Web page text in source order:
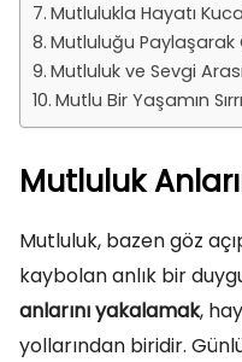
Mutlulukla Hayatı
Mutluluğu
Mutluluk ve Sevgi
Mutlu Bir Yaşamın Sırrı
Mutluluk
Mutluluk, bazen göz
kaybolan anlık bir
anlarını yakalamak,
yollarından biridir.